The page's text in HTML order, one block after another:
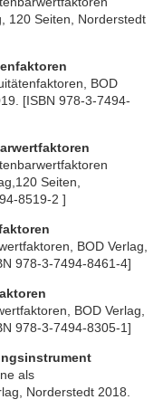
120 Seiten, Norderstedt
BOD
[ISBN 978-3-7494-
Seiten,
8519-2 ]
BOD Verlag,
978-3-7494-8461-4]
BOD Verlag,
978-3-7494-8305-1]
als
Norderstedt 2018.